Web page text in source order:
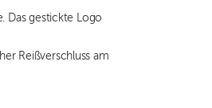
Das gestickte Logo
Reißverschluss am